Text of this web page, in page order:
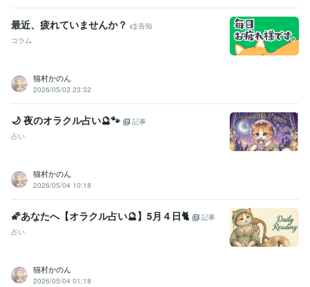
最近、疲れていませんか？
告知
コラム
猫村かのん
2026/05/02 23:32
🌙 夜のオラクル占い🔮🐾
記事
占い
猫村かのん
2026/05/04 10:18
🌠あなたへ【オラクル占い🔮】5月４日🐈
記事
占い
猫村かのん
2026/05/04 01:18